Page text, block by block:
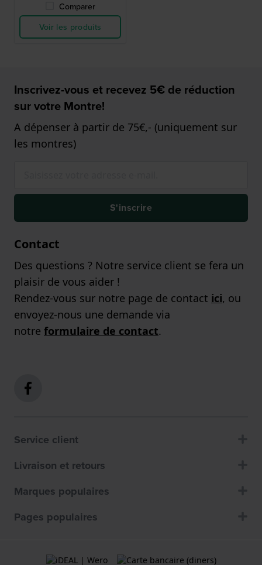
Comparer
Voir les produits
Inscrivez-vous et recevez 5€ de réduction
sur votre Montre!
A dépenser à partir de 75€,- (uniquement sur
les montres)
S'inscrire
Contact
Des questions ? Notre service client se fera un
plaisir de vous aider !
Rendez-vous sur notre page de contact ici, ou
envoyez-nous une demande via
notre formulaire de contact.
Service client
Livraison et retours
Marques populaires
Pages populaires